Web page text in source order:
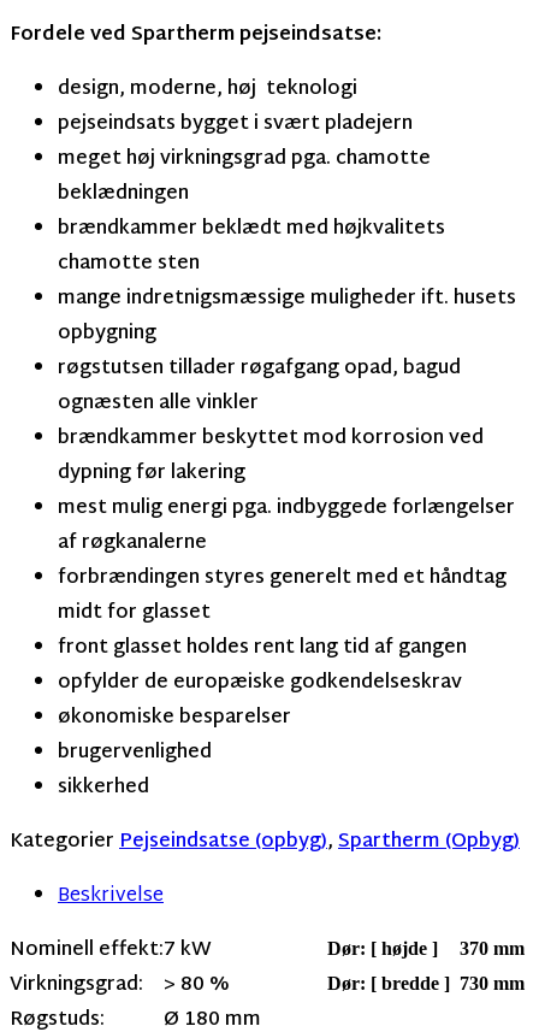
Fordele ved Spartherm pejseindsatse:
design, moderne, høj teknologi
pejseindsats bygget i svært pladejern
meget høj virkningsgrad pga. chamotte
beklædningen
brændkammer beklædt med højkvalitets
chamotte sten
mange indretnigsmæssige muligheder ift. husets
opbygning
røgstutsen tillader røgafgang opad, bagud
ognæsten alle vinkler
brændkammer beskyttet mod korrosion ved
dypning før lakering
mest mulig energi pga. indbyggede forlængelser
af røgkanalerne
forbrændingen styres generelt med et håndtag
midt for glasset
front glasset holdes rent lang tid af gangen
opfylder de europæiske godkendelseskrav
økonomiske besparelser
brugervenlighed
sikkerhed
KategorierPejseindsatse (opbyg),Spartherm (Opbyg)
Beskrivelse
Nominell effekt:7 kW Dør: [ højde ] 370 mm
Virkningsgrad: > 80 % Dør: [ bredde ] 730 mm
Røgstuds: Ø 180 mm